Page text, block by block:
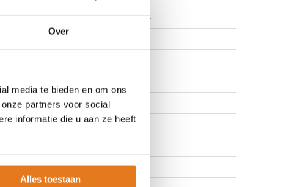
Over
media te bieden en om ons
partners voor social
informatie die u aan ze heeft
Alles toestaan
al snel
is
September 2024
Mei 2024
April 2024
Februari 2024